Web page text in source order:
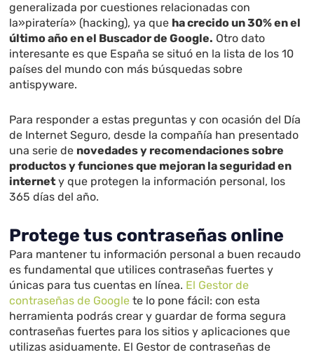
generalizada por cuestiones relacionadas con
la»piratería» (hacking), ya que ha crecido un 30% en el
último año en el Buscador de Google. Otro dato
interesante es que España se situó en la lista de los 10
países del mundo con más búsquedas sobre
antispyware.
Para responder a estas preguntas y con ocasión del Día
de Internet Seguro, desde la compañía han presentado
una serie de novedades y recomendaciones sobre
productos y funciones que mejoran la seguridad en
internet y que protegen la información personal, los
365 días del año.
Protege tus contraseñas online
Para mantener tu información personal a buen recaudo
es fundamental que utilices contraseñas fuertes y
únicas para tus cuentas en línea. El Gestor de
contraseñas de Google te lo pone fácil: con esta
herramienta podrás crear y guardar de forma segura
contraseñas fuertes para los sitios y aplicaciones que
utilizas asiduamente. El Gestor de contraseñas de